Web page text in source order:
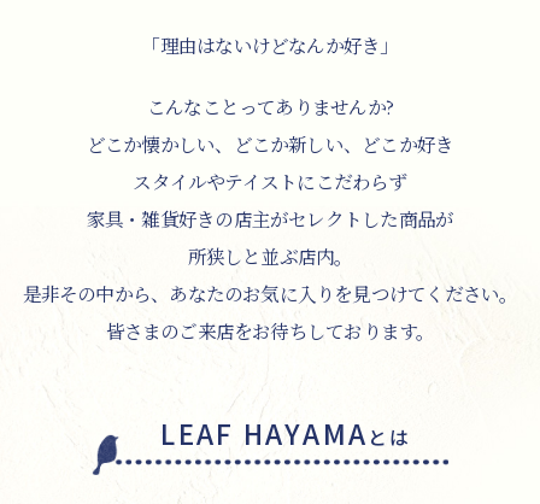
「理由はないけどなんか好き」
こんなことってありませんか?
どこか懐かしい、どこか新しい、どこか好き
スタイルやテイストにこだわらず
家具・雑貨好きの店主がセレクトした商品が
所狭しと並ぶ店内。
是非その中から、あなたのお気に入りを見つけてください。
皆さまのご来店をお待ちしております。
LEAF HAYAMA とは